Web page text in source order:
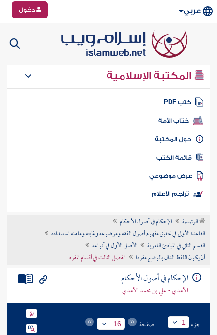
عربي دخول
المكتبة الإسلامية
كتب PDF
كتاب الأمة
المكتبة
الكتب
موضوعي
تراجم الأعلام
الرئيسية
الإحكام في أصول الأحكام
القاعدة الأولى في تحقيق مفهوم أصول الفقه وموضوعه وغايته وما منه استمداده
القسم الثاني في المبادئ اللغوية
الأصل الأول في أنواعه
أن يكون اللفظ الدال بالوضع مفردا
الفصل الثالث في أقسام المفرد
الإحكام في أصول الأحكام
الآمدي - علي بن محمد الآمدي
جزء 1 صفحة 16